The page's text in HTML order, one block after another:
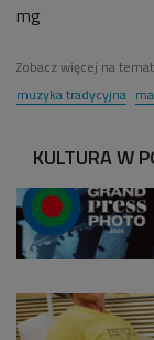
mg
Zobacz więcej na
muzyka tradycyjna
KULTURA W